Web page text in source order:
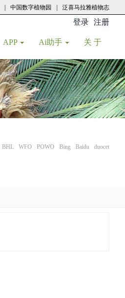
中国数字植物园 泛喜马拉雅植物志
登录 注册
APP Ai助手 关 于
BHL WFO POWO Bing Baidu duocet